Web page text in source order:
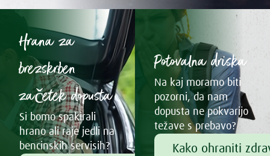
Hrana za
brezskrben
začetek dopusta
Si bomo spakirali
hrano ali raje jedli na
bencinskih servisih?
Potovalna driska
Na kaj moramo biti
pozorni, da nam
dopusta ne pokvarijo
težave s prebavo?
Kako ohraniti